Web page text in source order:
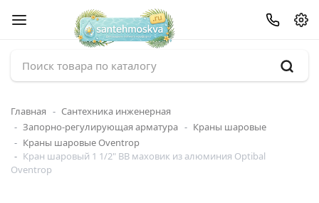
Главная
Сантехника инженерная
Запорно-регулирующая арматура
Краны шаровые
Краны шаровые Oventrop
Кран шаровый 1 1/2" ВВ маховик из алюминия Optibal
Oventrop